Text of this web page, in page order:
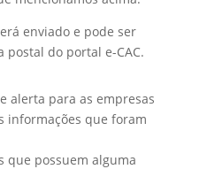
enviado e pode ser
postal do portal e-CAC.
alerta para as empresas
informações que foram
que possuem alguma